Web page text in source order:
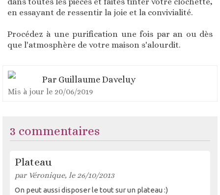
en essayant de ressentir la joie et la convivialité.
Procédez à une purification une fois par an ou dès
que l'atmosphère de votre maison s'alourdit.
Par Guillaume Daveluy
Mis à jour le 20/06/2019
3 commentaires
Plateau
par Véronique, le 26/10/2013
On peut aussi disposer le tout sur un plateau :)